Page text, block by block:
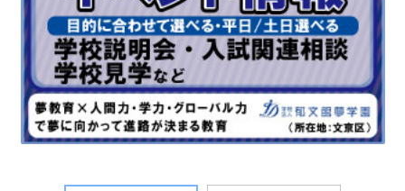
最近見た学校
東京都立板橋有徳高等学校